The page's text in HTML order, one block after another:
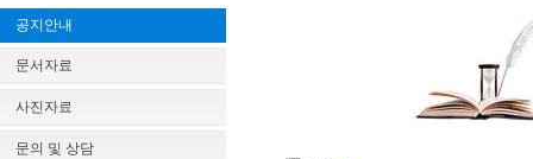
공지안내
문서자료
사진자료
문의 및 상담